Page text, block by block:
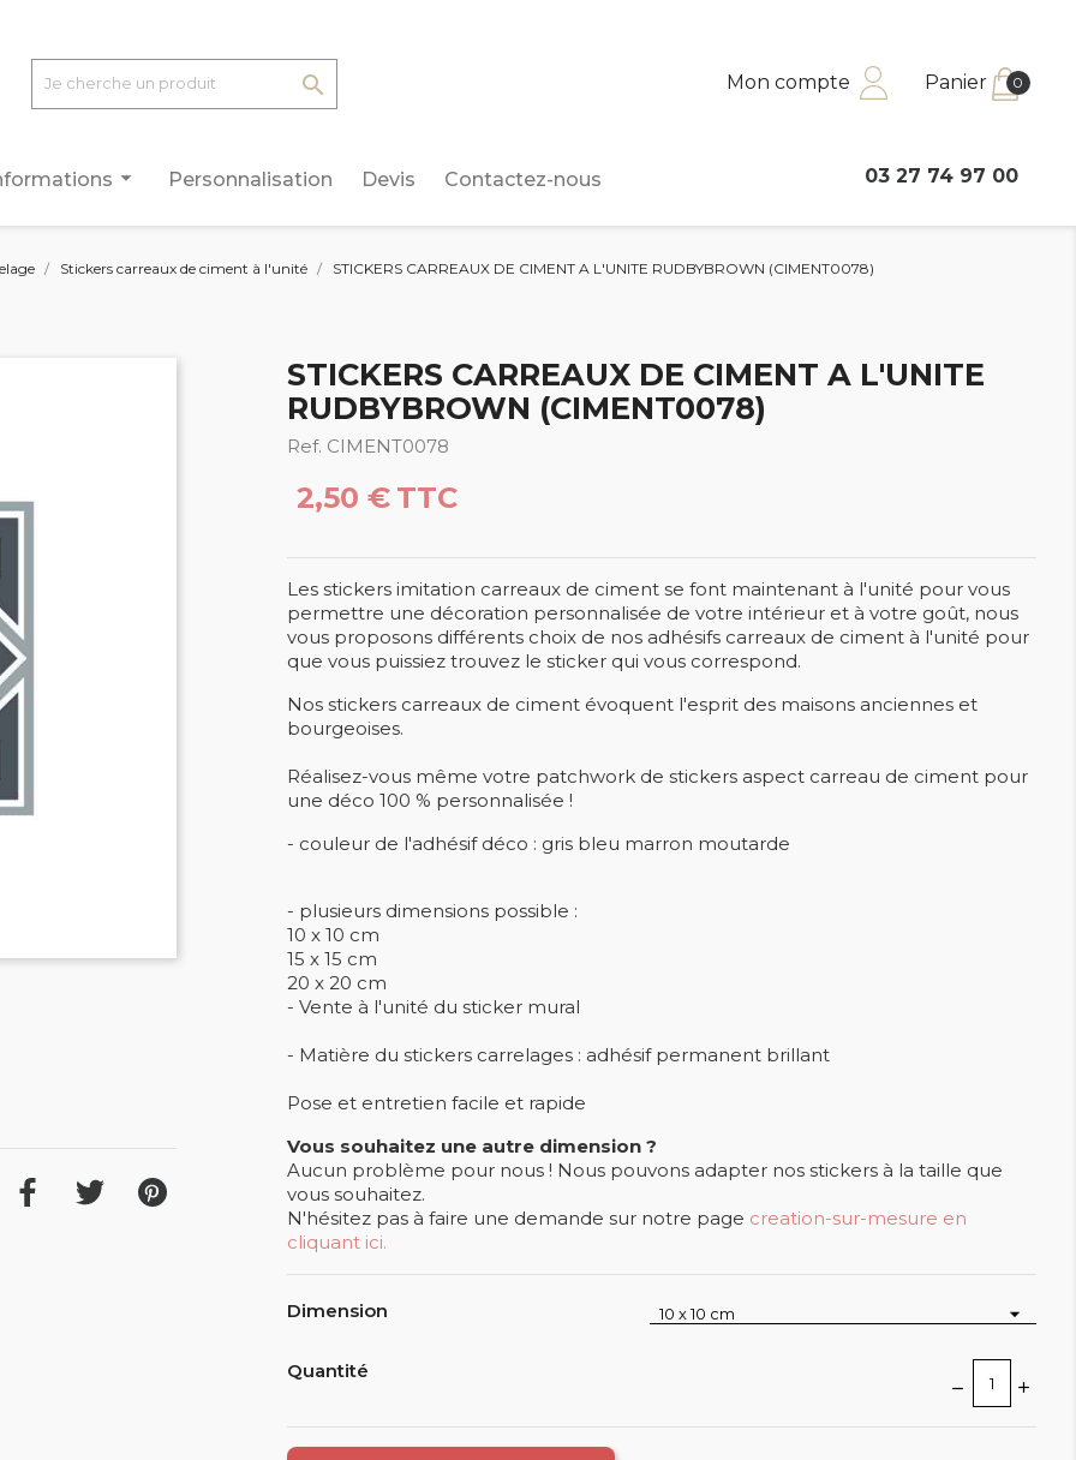
 Mon compte Panier 0
arrow_drop_down Personnalisation Devis Contactez-nous 03 27 74 97 00
Stickers carreaux de ciment à l'unité STICKERS CARREAUX DE CIMENT A L'UNITE RUDBYBROWN (CIMENT0078)
STICKERS CARREAUX DE CIMENT A L'UNITE
RUDBYBROWN (CIMENT0078)
Ref. CIMENT0078
2,50 € TTC
Les stickers imitation carreaux de ciment se font maintenant à l'unité pour vous
permettre une décoration personnalisée de votre intérieur et à votre goût, nous
vous proposons différents choix de nos adhésifs carreaux de ciment à l'unité pour
que vous puissiez trouvez le sticker qui vous correspond.
Nos stickers carreaux de ciment évoquent l'esprit des maisons anciennes et
bourgeoises.
Réalisez-vous même votre patchwork de stickers aspect carreau de ciment pour
une déco 100 % personnalisée !
- couleur de l'adhésif déco : gris bleu marron moutarde
- plusieurs dimensions possible :
10 x 10 cm
15 x 15 cm
20 x 20 cm
- Vente à l'unité du sticker mural
- Matière du stickers carrelages : adhésif permanent brillant
Pose et entretien facile et rapide
Vous souhaitez une autre dimension ?
Aucun problème pour nous ! Nous pouvons adapter nos stickers à la taille que
vous souhaitez.
N'hésitez pas à faire une demande sur notre page creation-sur-mesure en
cliquant ici.
Dimension
Quantité